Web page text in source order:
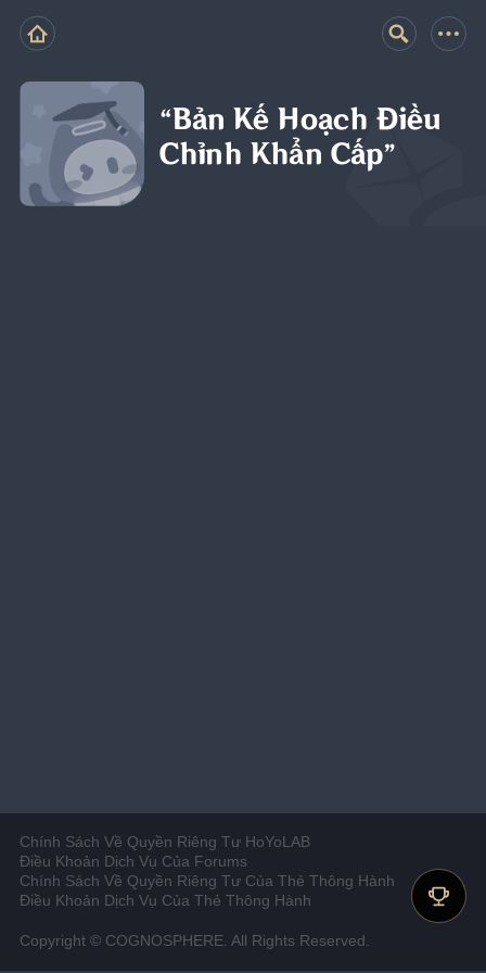
“Bản Kế Hoạch Điều
Chỉnh Khẩn Cấp”
Chính Sách Về Quyền Riêng Tư HoYoLAB
Điều Khoản Dịch Vụ Của Forums
Chính Sách Về Quyền Riêng Tư Của Thẻ Thông Hành
Điều Khoản Dịch Vụ Của Thẻ Thông Hành
Copyright © COGNOSPHERE. All Rights Reserved.